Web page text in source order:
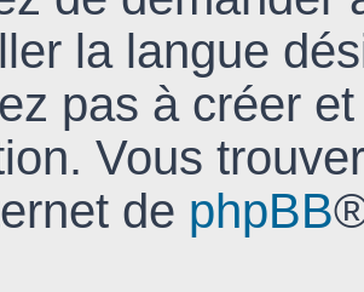
la langue
pas à créer
Vous
de phpBB